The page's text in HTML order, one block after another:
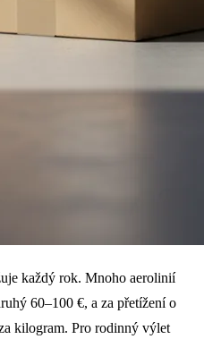
každý rok. Mnoho aerolinií
60–100 €, a za přetížení o
kilogram. Pro rodinný výlet